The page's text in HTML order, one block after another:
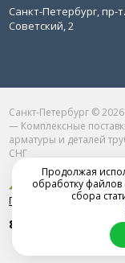
Санкт-Петербург, пр-т.
Советский, 2
Санкт-Петербург ©
— Комплексные
арматуры и деталей
СНГ
Продвижение сайта в
8 (800) 77-52-361
Продолжая
обработку
сбора